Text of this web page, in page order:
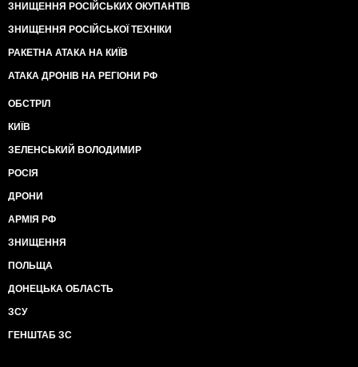
ЗНИЩЕННЯ РОСІЙСЬКИХ ОКУПАНТІВ
ЗНИЩЕННЯ РОСІЙСЬКОЇ ТЕХНІКИ
РАКЕТНА АТАКА НА КИЇВ
АТАКА ДРОНІВ НА РЕГІОНИ РФ
ОБСТРІЛ
КИЇВ
ЗЕЛЕНСЬКИЙ ВОЛОДИМИР
РОСІЯ
ДРОНИ
АРМІЯ РФ
ЗНИЩЕННЯ
ПОЛЬЩА
ДОНЕЦЬКА ОБЛАСТЬ
ЗСУ
ГЕНШТАБ ЗС